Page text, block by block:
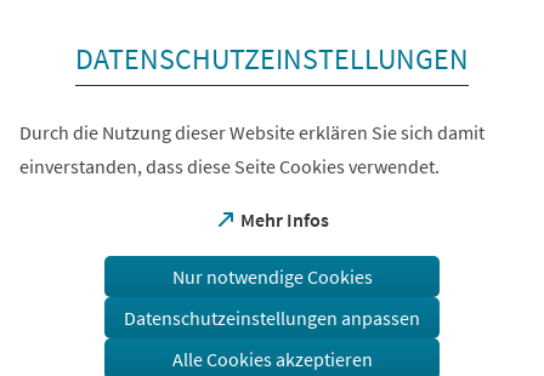
DATENSCHUTZEINSTELLUNGEN
Durch die Nutzung dieser Website erklären Sie sich damit
einverstanden, dass diese Seite Cookies verwendet.
Mehr Infos
(Öffnet
einem
Tab)
Nur notwendige Cookies
Datenschutzeinstellungen anpassen
Alle Cookies akzeptieren